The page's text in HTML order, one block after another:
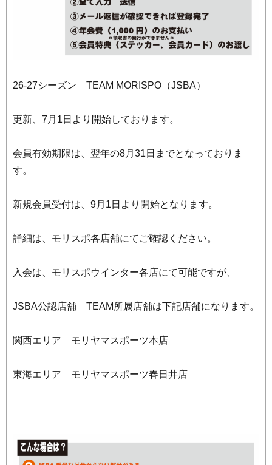
26-27シーズン TEAM MORISPO（JSBA）
更新、7月1日より開始しております。
会員有効期限は、翌年の8月31日までとなっておりま
す。
新規会員受付は、9月1日より開始となります。
詳細は、モリスポ各店舗にてご確認ください。
入会は、モリスポウインター各店にて可能ですが、
JSBA公認店舗 TEAM所属店舗は下記店舗になります。
関西エリア モリヤマスポーツ本店
東海エリア モリヤマスポーツ春日井店